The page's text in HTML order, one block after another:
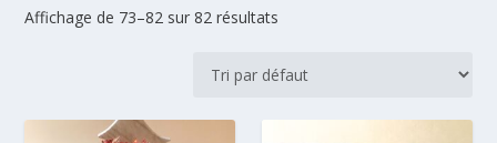
Affichage de 73–82 sur 82 résultats